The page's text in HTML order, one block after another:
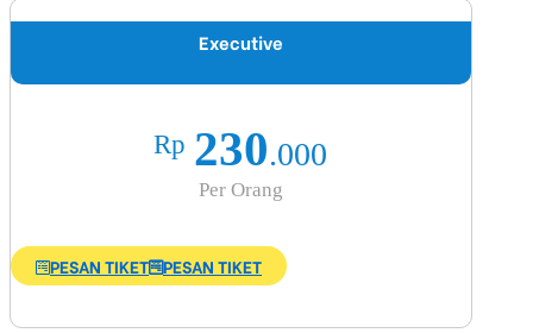
Executive
Rp 230.000
Per Orang
PESAN TIKET PESAN TIKET